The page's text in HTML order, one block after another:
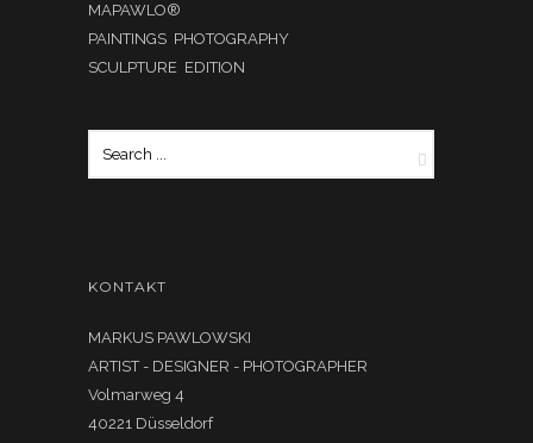
MAPAWLO®
PAINTINGS PHOTOGRAPHY
SCULPTURE EDITION
KONTAKT
MARKUS PAWLOWSKI
ARTIST - DESIGNER - PHOTOGRAPHER
Volmarweg 4
40221 Düsseldorf